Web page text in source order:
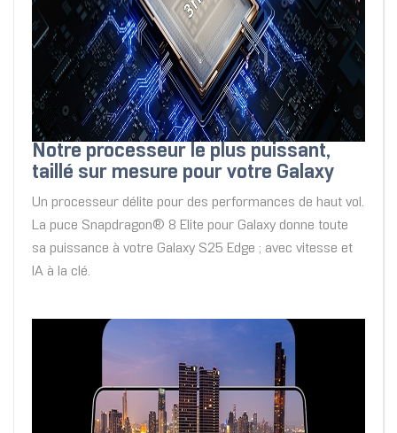
Notre processeur le plus puissant,
taillé sur mesure pour votre Galaxy
Un processeur délite pour des performances de haut vol.
La puce Snapdragon® 8 Elite pour Galaxy donne toute
sa puissance à votre Galaxy S25 Edge ; avec vitesse et
IA à la clé.